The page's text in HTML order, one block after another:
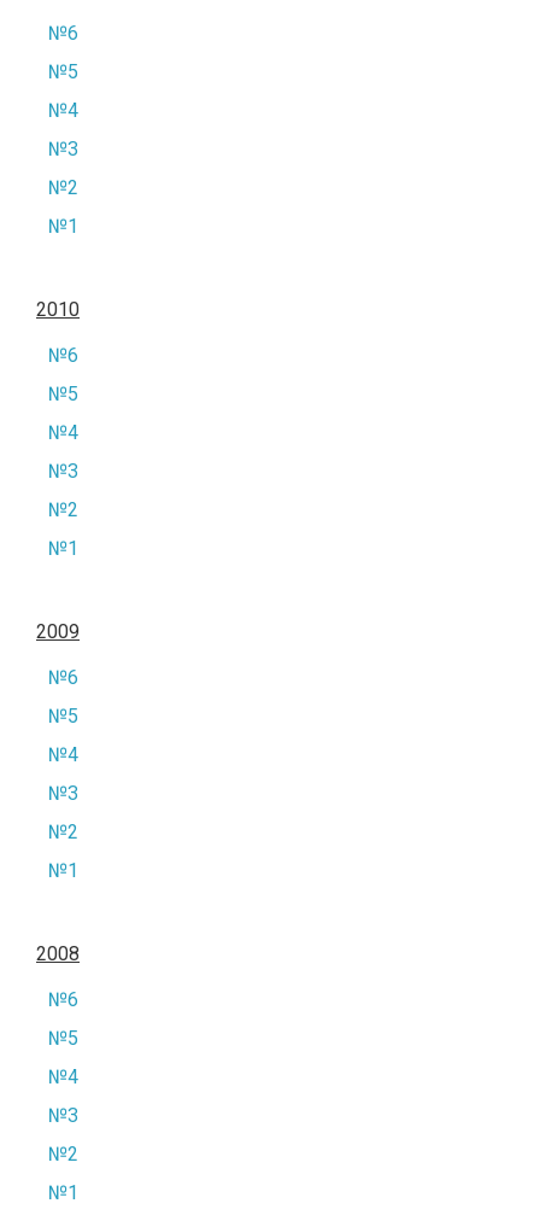
№6
№5
№4
№3
№2
№1
2010
№6
№5
№4
№3
№2
№1
2009
№6
№5
№4
№3
№2
№1
2008
№6
№5
№4
№3
№2
№1